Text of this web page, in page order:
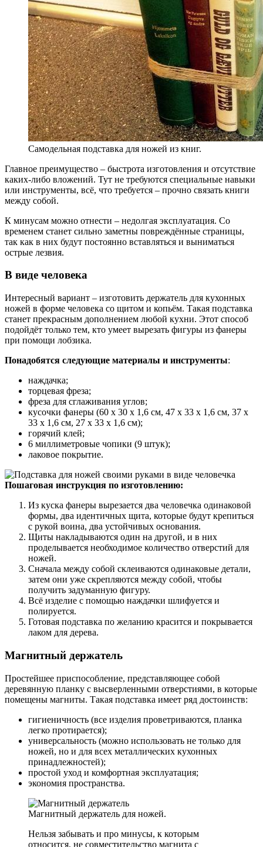
Самодельная подставка для ножей из книг.
Главное преимущество – быстрота изготовления и отсутствие
каких-либо вложений. Тут не требуются специальные навыки
или инструменты, всё, что требуется – прочно связать книги
между собой.
К минусам можно отнести – недолгая эксплуатация. Со
временем станет сильно заметны повреждённые страницы,
так как в них будут постоянно вставляться и выниматься
острые лезвия.
В виде человека
Интересный вариант – изготовить держатель для кухонных
ножей в форме человека со щитом и копьём. Такая подставка
станет прекрасным дополнением любой кухни. Этот способ
подойдёт только тем, кто умеет вырезать фигуры из фанеры
при помощи лобзика.
Понадобятся следующие материалы и инструменты:
наждачка;
торцевая фреза;
фреза для сглаживания углов;
кусочки фанеры (60 х 30 х 1,6 см, 47 х 33 х 1,6 см, 37 х
33 х 1,6 см, 27 х 33 х 1,6 см);
горячий клей;
6 миллиметровые чопики (9 штук);
лаковое покрытие.
Пошаговая инструкция по изготовлению:
Из куска фанеры вырезается два человечка одинаковой
формы, два идентичных щита, которые будут крепиться
с рукой воина, два устойчивых основания.
Щиты накладываются один на другой, и в них
проделывается необходимое количество отверстий для
ножей.
Сначала между собой склеиваются одинаковые детали,
затем они уже скрепляются между собой, чтобы
получить задуманную фигуру.
Всё изделие с помощью наждачки шлифуется и
полируется.
Готовая подставка по желанию красится и покрывается
лаком для дерева.
Магнитный держатель
Простейшее приспособление, представляющее собой
деревянную планку с высверленными отверстиями, в которые
помещены магниты. Такая подставка имеет ряд достоинств:
гигиеничность (все изделия проветриваются, планка
легко протирается);
универсальность (можно использовать не только для
ножей, но и для всех металлических кухонных
принадлежностей);
простой уход и комфортная эксплуатация;
экономия пространства.
Магнитный держатель для ножей.
Нельзя забывать и про минусы, к которым
относится, не совместительство магнита с